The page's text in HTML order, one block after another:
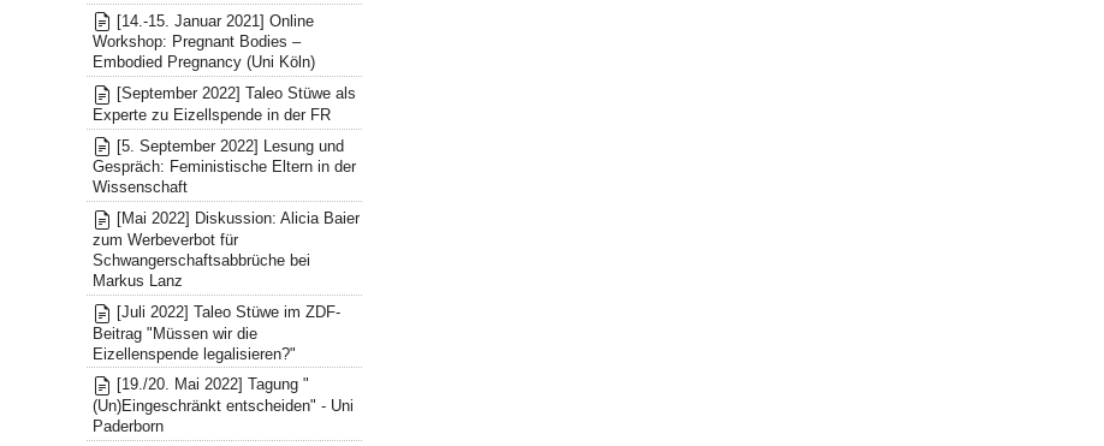
[14.-15. Januar 2021] Online
Workshop: Pregnant Bodies –
Embodied Pregnancy (Uni Köln)
[September 2022] Taleo Stüwe als
Experte zu Eizellspende in der FR
[5. September 2022] Lesung und
Gespräch: Feministische Eltern in der
Wissenschaft
[Mai 2022] Diskussion: Alicia Baier
zum Werbeverbot für
Schwangerschaftsabbrüche bei
Markus Lanz
[Juli 2022] Taleo Stüwe im ZDF-
Beitrag "Müssen wir die
Eizellenspende legalisieren?"
[19./20. Mai 2022] Tagung "
(Un)Eingeschränkt entscheiden" - Uni
Paderborn